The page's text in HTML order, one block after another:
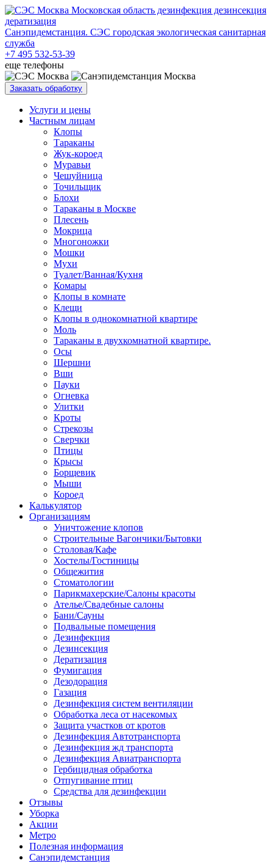
Санэпидемстанция. СЭС городская экологическая санитарная
служба
+7 495 532-53-39
еще телефоны
Заказать обработку
Услуги и цены
Частным лицам
Клопы
Тараканы
Жук-короед
Муравьи
Чешуйница
Точильщик
Блохи
Тараканы в Москве
Плесень
Мокрица
Многоножки
Мошки
Мухи
Туалет/Ванная/Кухня
Комары
Клопы в комнате
Клещи
Клопы в однокомнатной квартире
Моль
Тараканы в двухкомнатной квартире.
Осы
Шершни
Вши
Пауки
Огневка
Улитки
Кроты
Стрекозы
Сверчки
Птицы
Крысы
Борщевик
Мыши
Короед
Калькулятор
Организациям
Уничтожение клопов
Строительные Вагончики/Бытовки
Столовая/Кафе
Хостелы/Гостиницы
Общежития
Стоматологии
Парикмахерские/Салоны красоты
Ателье/Свадебные салоны
Бани/Сауны
Подвальные помещения
Дезинфекция
Дезинсекция
Дератизация
Фумигация
Дезодорация
Газация
Дезинфекция систем вентиляции
Обработка леса от насекомых
Защита участков от кротов
Дезинфекция Автотранспорта
Дезинфекция жд транспорта
Дезинфекция Авиатранспорта
Гербицидная обработка
Отпугивание птиц
Средства для дезинфекции
Отзывы
Уборка
Акции
Метро
Полезная информация
Санэпидемстанция